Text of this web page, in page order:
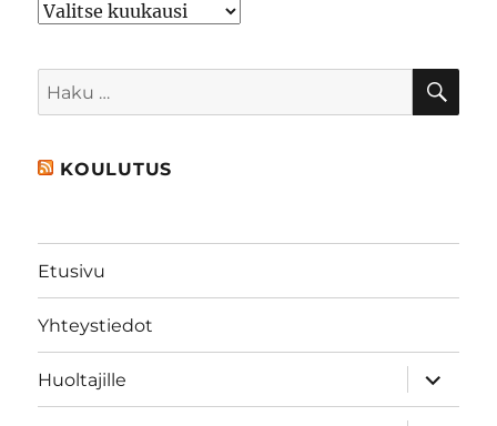
Arkistot
Etsi:
KOULUTUS
Etusivu
Yhteystiedot
Huoltajille
näytä